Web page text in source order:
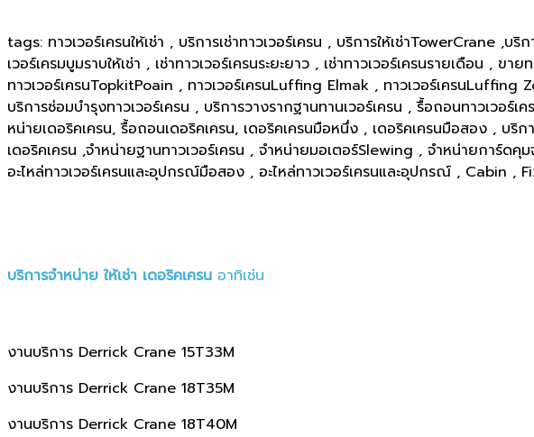
tags: ทาวเวอร์เครนให้เช่า , บริการเช่าทาวเวอร์เครน , บริการให้เช่าTowerCrane ,บริ
เวอร์เครมบูมราบให้เช่า , เช่าทาวเวอร์เครนระยะยาว , เช่าทาวเวอร์เครนรายเดือน ,
ทาวเวอร์เครนTopkitPoain , ทาวเวอร์เครนLuffing Elmak , ทาวเวอร์เครน
บริการซ่อมบำรุงทาวเวอร์เครน , บริการวางรากฐานทานเวอร์เครน , รื้อถอนทาวเวอร์
หน่ายเดอริคเครน, รื้อถอนเดอริคเครน, เดอริคเครนมือหนึ่ง , เดอริคเครนมือสอง , บริ
เดอริคเครน ,จำหน่ายฐานทาวเวอร์เครน , จำหน่ายมอเตอร์Slewing , จำหน่ายการ์ดคุม
อะไหล่ทาวเวอร์เครนและอุปกรณ์มือสอง , อะไหล่ทาวเวอร์เครนและอุปกรณ์ ,
บริการจำหน่าย ให้เช่า เดอริคเครน อาทิเช่น
งานบริการ Derrick Crane 15T33M
งานบริการ Derrick Crane 18T35M
งานบริการ Derrick Crane 18T40M